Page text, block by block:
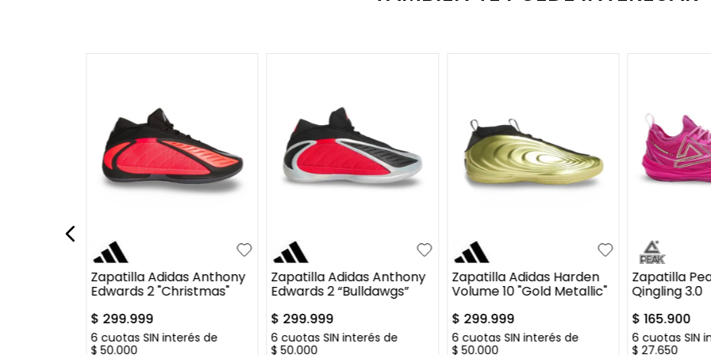
37.5
Zapatilla Adidas Anthony
Edwards 2 "Christmas"
$ 299.999
6cuotas SIN interés de
$ 50.000
37.5
Zapatilla Adidas Anthony
Edwards 2 “Bulldawgs”
$ 299.999
6 cuotas SIN interés de
$ 50.000
41.5
Zapatilla Adidas Harden
Volume 10 "Gold Metallic"
$ 299.999
6 cuotas SIN interés de
$ 50.000
42
Zapatilla
Qingling 3.0
$ 165.900
6 cuotas SIN
$ 27.650